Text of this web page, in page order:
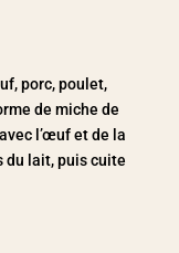
porc, poulet,
de miche de
l’œuf et de la
du lait, puis cuite